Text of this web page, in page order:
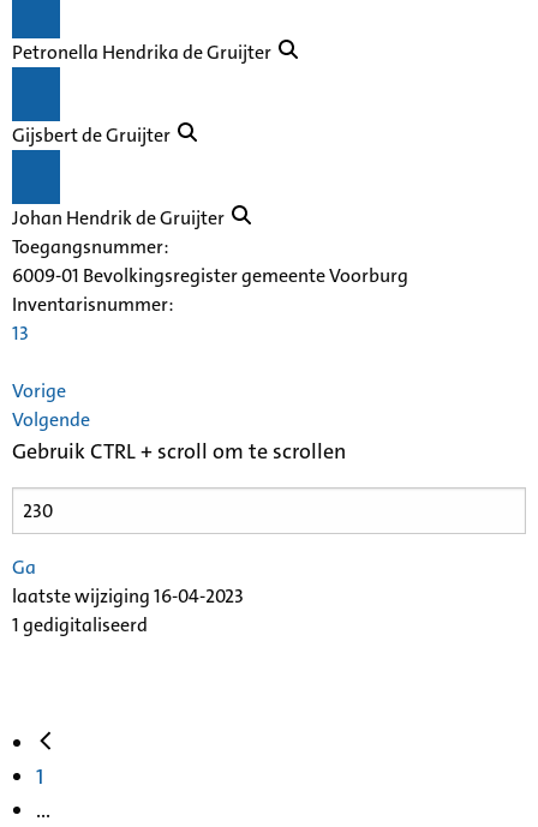
Petronella Hendrika de Gruijter
Gijsbert de Gruijter
Johan Hendrik de Gruijter
Toegangsnummer:
6009-01 Bevolkingsregister gemeente Voorburg
Inventarisnummer:
13
Vorige
Volgende
Gebruik CTRL + scroll om te scrollen
Ga
laatste wijziging 16-04-2023
1 gedigitaliseerd
1
...